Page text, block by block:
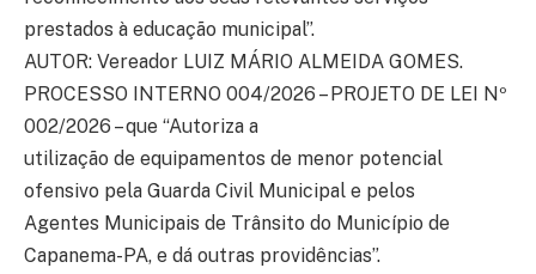
prestados à educação municipal”.
AUTOR: Vereador LUIZ MÁRIO ALMEIDA GOMES.
PROCESSO INTERNO 004/2026 – PROJETO DE LEI Nº
002/2026 – que “Autoriza a
utilização de equipamentos de menor potencial
ofensivo pela Guarda Civil Municipal e pelos
Agentes Municipais de Trânsito do Município de
Capanema-PA, e dá outras providências”.